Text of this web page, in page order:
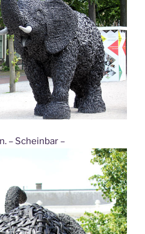
– Scheinbar –